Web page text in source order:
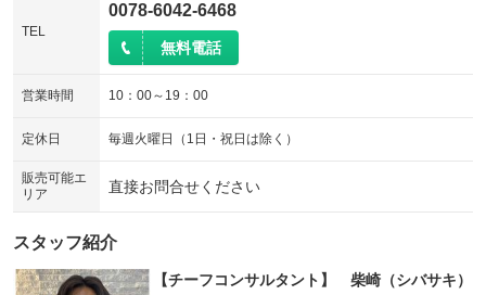
TEL
0078-6042-6468
無料電話
営業時間 10：00～19：00
定休日 毎週火曜日（1日・祝日は除く）
販売可能エ
リア
直接お問合せください
スタッフ紹介
【チーフコンサルタント】 柴崎（シバサキ）